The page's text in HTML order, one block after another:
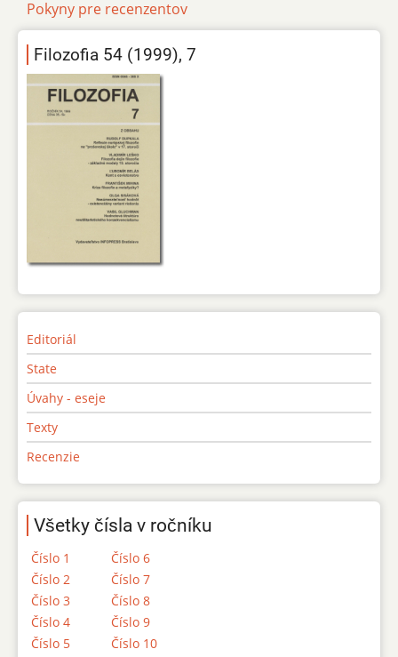
Pokyny pre recenzentov
Filozofia 54 (1999), 7
Editoriál
State
Úvahy - eseje
Texty
Recenzie
Všetky čísla v ročníku
Číslo 1
Číslo 2
Číslo 3
Číslo 4
Číslo 5
Číslo 6
Číslo 7
Číslo 8
Číslo 9
Číslo 10